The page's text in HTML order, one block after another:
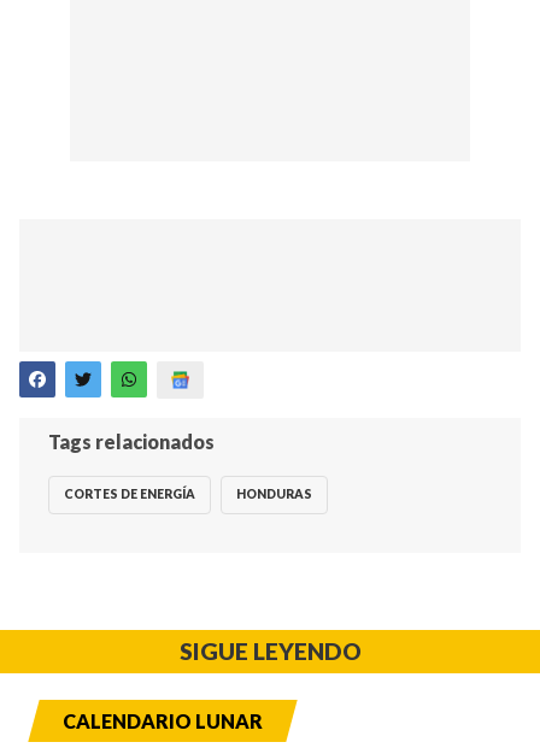
Tags relacionados
CORTES DE ENERGÍA HONDURAS
SIGUE LEYENDO
CALENDARIO LUNAR